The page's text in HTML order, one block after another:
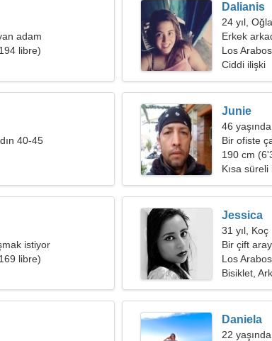
adam
libre)
Dalianis
24 yıl,
Erkek
Los Arabos
Ciddi ilişki
40-45
Junie
46
Bir ofiste
ihtiyacım
190 cm
Kısa süreli
istiyor
libre)
Jessica
31 yıl, Koç
Bir çift
Los Arabos
Bisiklet,
Daniela
22